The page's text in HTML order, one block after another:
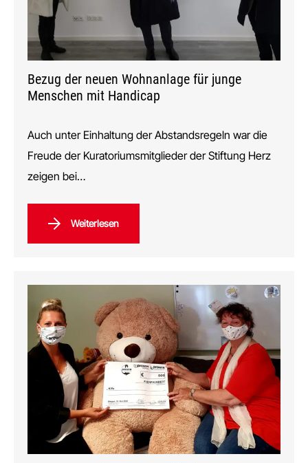
Bezug der neuen Wohnanlage für junge
Menschen mit Handicap
Auch unter Einhaltung der Abstandsregeln war die
Freude der Kuratoriumsmitglieder der Stiftung Herz
zeigen bei…
Weiterlesen